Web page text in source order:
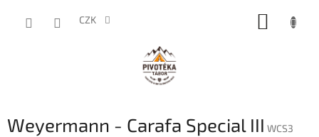
CZK
Weyermann - Carafa Special III WCS3